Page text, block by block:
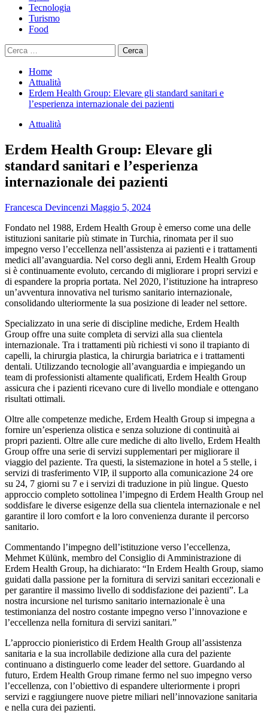
Tecnologia
Turismo
Food
Ricerca
per:
Home
Attualità
Erdem Health Group: Elevare gli standard sanitari e
l’esperienza internazionale dei pazienti
Attualità
Erdem Health Group: Elevare gli
standard sanitari e l’esperienza
internazionale dei pazienti
Francesca Devincenzi Maggio 5, 2024
Fondato nel 1988, Erdem Health Group è emerso come una delle
istituzioni sanitarie più stimate in Turchia, rinomata per il suo
impegno verso l’eccellenza nell’assistenza ai pazienti e i trattamenti
medici all’avanguardia. Nel corso degli anni, Erdem Health Group
si è continuamente evoluto, cercando di migliorare i propri servizi e
di espandere la propria portata. Nel 2020, l’istituzione ha intrapreso
un’avventura innovativa nel turismo sanitario internazionale,
consolidando ulteriormente la sua posizione di leader nel settore.
Specializzato in una serie di discipline mediche, Erdem Health
Group offre una suite completa di servizi alla sua clientela
internazionale. Tra i trattamenti più richiesti vi sono il trapianto di
capelli, la chirurgia plastica, la chirurgia bariatrica e i trattamenti
dentali. Utilizzando tecnologie all’avanguardia e impiegando un
team di professionisti altamente qualificati, Erdem Health Group
assicura che i pazienti ricevano cure di livello mondiale e ottengano
risultati ottimali.
Oltre alle competenze mediche, Erdem Health Group si impegna a
fornire un’esperienza olistica e senza soluzione di continuità ai
propri pazienti. Oltre alle cure mediche di alto livello, Erdem Health
Group offre una serie di servizi supplementari per migliorare il
viaggio del paziente. Tra questi, la sistemazione in hotel a 5 stelle, i
servizi di trasferimento VIP, il supporto alla comunicazione 24 ore
su 24, 7 giorni su 7 e i servizi di traduzione in più lingue. Questo
approccio completo sottolinea l’impegno di Erdem Health Group nel
soddisfare le diverse esigenze della sua clientela internazionale e nel
garantire il loro comfort e la loro convenienza durante il percorso
sanitario.
Commentando l’impegno dell’istituzione verso l’eccellenza,
Mehmet Külünk, membro del Consiglio di Amministrazione di
Erdem Health Group, ha dichiarato: “In Erdem Health Group, siamo
guidati dalla passione per la fornitura di servizi sanitari eccezionali e
per garantire il massimo livello di soddisfazione dei pazienti”. La
nostra incursione nel turismo sanitario internazionale è una
testimonianza del nostro costante impegno verso l’innovazione e
l’eccellenza nella fornitura di servizi sanitari.”
L’approccio pionieristico di Erdem Health Group all’assistenza
sanitaria e la sua incrollabile dedizione alla cura del paziente
continuano a distinguerlo come leader del settore. Guardando al
futuro, Erdem Health Group rimane fermo nel suo impegno verso
l’eccellenza, con l’obiettivo di espandere ulteriormente i propri
servizi e raggiungere nuove pietre miliari nell’innovazione sanitaria
e nella cura dei pazienti.